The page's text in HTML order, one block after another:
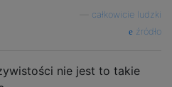
całkowicie ludzki
źródło
nie jest to takie